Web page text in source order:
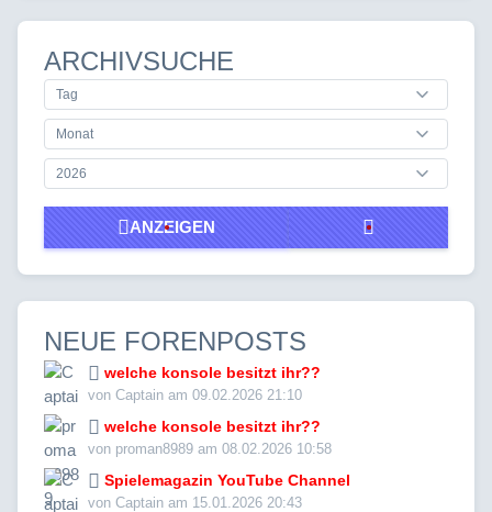
ARCHIVSUCHE
ANZEIGEN
NEUE FORENPOSTS
welche konsole besitzt ihr??
von Captain am 09.02.2026 21:10
welche konsole besitzt ihr??
von proman8989 am 08.02.2026 10:58
Spielemagazin YouTube Channel
von Captain am 15.01.2026 20:43